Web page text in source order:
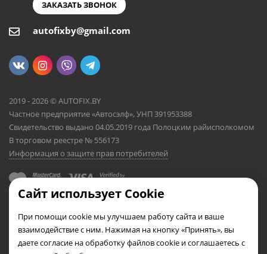
ЗАКАЗАТЬ ЗВОНОК
autofixby@gmail.com
2019 - 2026 © AUTOFIX.BY
Частное предприятие «Автосэлф», УНП 391953388
Свидетельство выдано 04.05.2019 года Полоцким райисполкомом
В торговом реестре № 556173
Информация о защите прав потребителей
Сайт использует Cookie
При помощи cookie мы улучшаем работу сайта и ваше
взаимодействие с ним. Нажимая на кнопку «Принять», вы
даете согласие на обработку файлов cookie и соглашаетесь с